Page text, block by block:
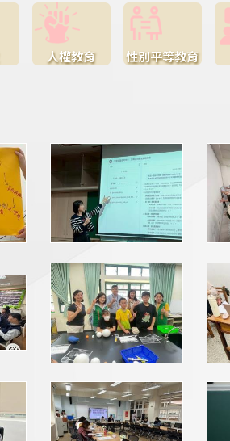
人權教育 性別平等教育